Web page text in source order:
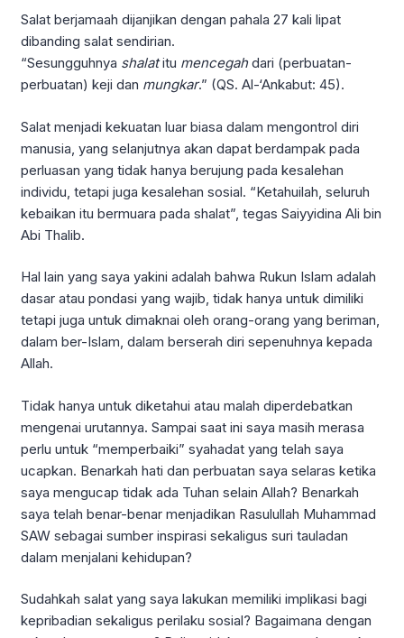
Salat berjamaah dijanjikan dengan pahala 27 kali lipat
dibanding salat sendirian.
“Sesungguhnya shalatitu mencegahdari (perbuatan-
perbuatan) keji dan mungkar.” (QS. Al-‘Ankabut: 45).
Salat menjadi kekuatan luar biasa dalam mengontrol diri
manusia, yang selanjutnya akan dapat berdampak pada
perluasan yang tidak hanya berujung pada kesalehan
individu, tetapi juga kesalehan sosial. “Ketahuilah, seluruh
kebaikan itu bermuara pada shalat”, tegas Saiyyidina Ali bin
Abi Thalib.
Hal lain yang saya yakini adalah bahwa Rukun Islam adalah
dasar atau pondasi yang wajib, tidak hanya untuk dimiliki
tetapi juga untuk dimaknai oleh orang-orang yang beriman,
dalam ber-Islam, dalam berserah diri sepenuhnya kepada
Allah.
Tidak hanya untuk diketahui atau malah diperdebatkan
mengenai urutannya. Sampai saat ini saya masih merasa
perlu untuk “memperbaiki” syahadat yang telah saya
ucapkan. Benarkah hati dan perbuatan saya selaras ketika
saya mengucap tidak ada Tuhan selain Allah? Benarkah
saya telah benar-benar menjadikan Rasulullah Muhammad
SAW sebagai sumber inspirasi sekaligus suri tauladan
dalam menjalani kehidupan?
Sudahkah salat yang saya lakukan memiliki implikasi bagi
kepribadian sekaligus perilaku sosial? Bagaimana dengan